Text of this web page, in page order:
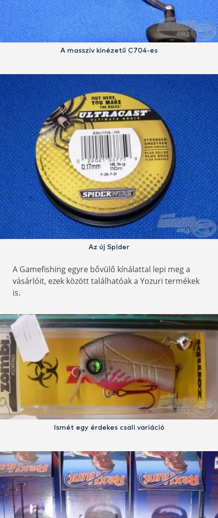
A masszív kinézetű C704-es
Az új Spider
A Gamefishing egyre bővülő kínálattal lepi meg a
vásárlóit, ezek között találhatóak a Yozuri termékek
is.
Ismét egy érdekes csali variáció